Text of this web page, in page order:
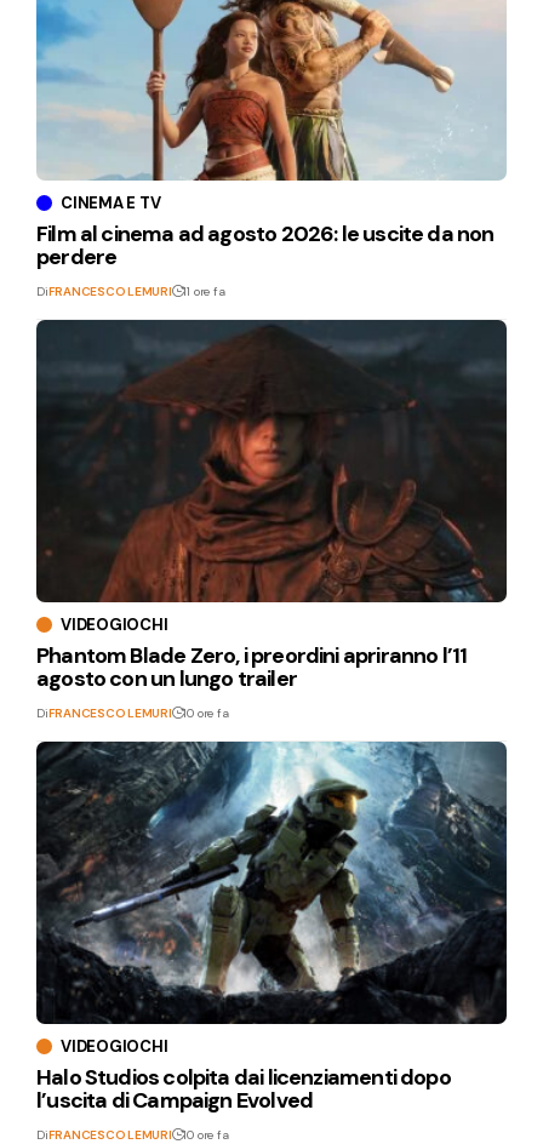
CINEMA E TV
Film al cinema ad agosto 2026: le uscite da non
perdere
DiFRANCESCO LEMURI 11 ore fa
VIDEOGIOCHI
Phantom Blade Zero, i preordini apriranno l’11
agosto con un lungo trailer
DiFRANCESCO LEMURI 10 ore fa
VIDEOGIOCHI
Halo Studios colpita dai licenziamenti dopo
l’uscita di Campaign Evolved
DiFRANCESCO LEMURI 10 ore fa